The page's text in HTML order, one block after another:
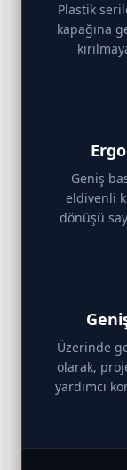
Plastik
kapağına
Geniş
eldivenli
dönüşü
Üzerinde
olarak,
yardımcı